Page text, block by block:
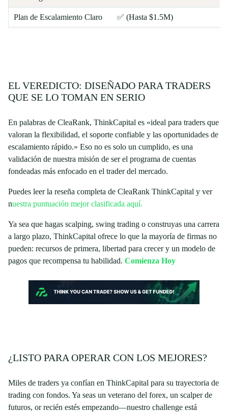
Plan de Escalamiento Claro ✅ (Hasta $1.5M)
EL VEREDICTO: DISEÑADO PARA TRADERS
QUE SE LO TOMAN EN SERIO
En palabras de CleaRank, ThinkCapital es «ideal para traders que
valoran la flexibilidad, el soporte confiable y las oportunidades de
escalamiento rápido.» Eso no es solo un cumplido, es una
validación de nuestra misión de ser el programa de cuentas
fondeadas más enfocado en el trader del mercado.
Puedes leer la reseña completa de CleaRank ThinkCapital y ver
nuestra puntuación mejor clasificada aquí.
Ya sea que hagas scalping, swing trading o construyas una carrera
a largo plazo, ThinkCapital ofrece lo que la mayoría de firmas no
pueden: recursos de primera, libertad para crecer y un modelo de
pagos que recompensa tu habilidad. Comienza Hoy
¿LISTO PARA OPERAR CON LOS MEJORES?
Miles de traders ya confían en ThinkCapital para su trayectoria de
trading con fondos. Ya seas un veterano del forex, un scalper de
futuros, or recién estés empezando—nuestro challenge está